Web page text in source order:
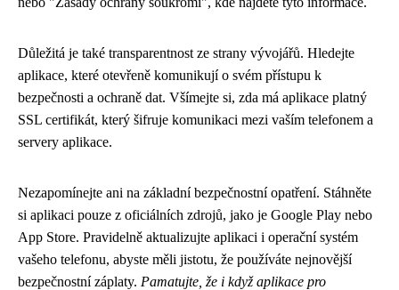
Důležitá je také transparentnost ze strany vývojářů. Hledejte
aplikace, které otevřeně komunikují o svém přístupu k
bezpečnosti a ochraně dat. Všímejte si, zda má aplikace platný
SSL certifikát, který šifruje komunikaci mezi vaším telefonem a
servery aplikace.
Nezapomínejte ani na základní bezpečnostní opatření. Stáhněte
si aplikaci pouze z oficiálních zdrojů, jako je Google Play nebo
App Store. Pravidelně aktualizujte aplikaci i operační systém
vašeho telefonu, abyste měli jistotu, že používáte nejnovější
bezpečnostní záplaty. Pamatujte, že i když aplikace pro